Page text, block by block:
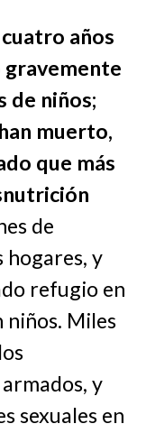
cuatro años
gravemente
de niños;
muerto,
que más
de
hogares, y
refugio en
niños. Miles
y
sexuales en